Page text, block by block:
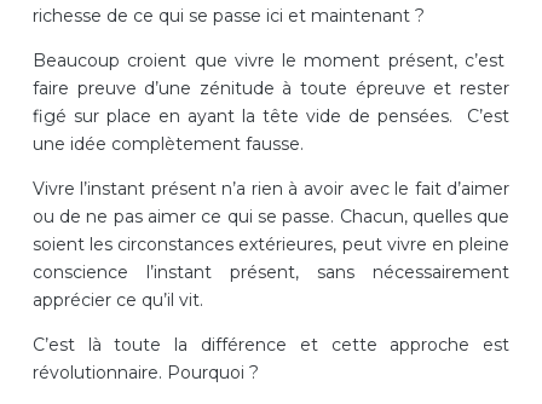
richesse de ce qui se passe ici et maintenant ?
Beaucoup croient que vivre le moment présent, c’est
faire preuve d’une zénitude à toute épreuve et rester
figé sur place en ayant la tête vide de pensées. C’est
une idée complètement fausse.
Vivre l’instant présent n’a rien à avoir avec le fait d’aimer
ou de ne pas aimer ce qui se passe. Chacun, quelles que
soient les circonstances extérieures, peut vivre en pleine
conscience l’instant présent, sans nécessairement
apprécier ce qu’il vit.
C’est là toute la différence et cette approche est
révolutionnaire. Pourquoi ?